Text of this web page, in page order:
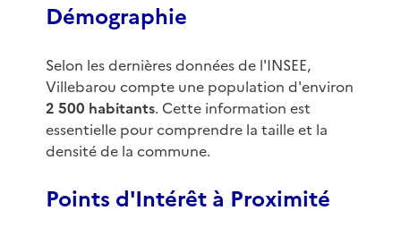
Démographie
Selon les dernières données de l'INSEE,
Villebarou compte une population d'environ
2 500 habitants. Cette information est
essentielle pour comprendre la taille et la
densité de la commune.
Points d'Intérêt à Proximité